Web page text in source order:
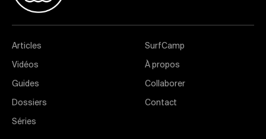
Articles
Vidéos
Guides
Dossiers
Séries
SurfCamp
À propos
Collaborer
Contact